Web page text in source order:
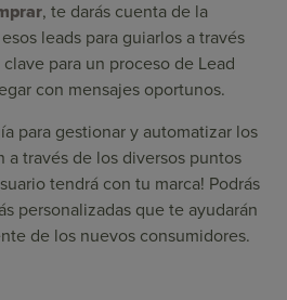
, te darás cuenta de la
leads para guiarlos a través
para un proceso de Lead
con mensajes oportunos.
para gestionar y automatizar los
a través de los diversos puntos
tendrá con tu marca! Podrás
personalizadas que te ayudarán
de los nuevos consumidores.